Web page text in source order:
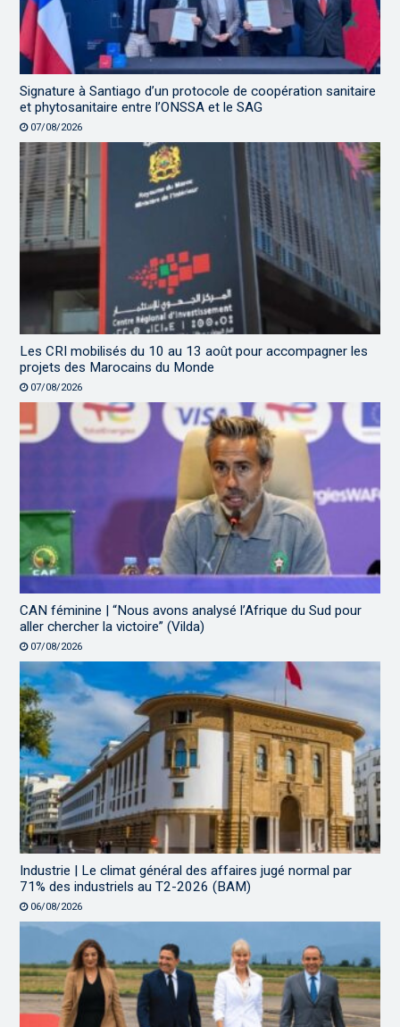
Signature à Santiago d’un protocole de coopération sanitaire
et phytosanitaire entre l’ONSSA et le SAG
07/08/2026
Les CRI mobilisés du 10 au 13 août pour accompagner les
projets des Marocains du Monde
07/08/2026
CAN féminine | “Nous avons analysé l’Afrique du Sud pour
aller chercher la victoire” (Vilda)
07/08/2026
Industrie | Le climat général des affaires jugé normal par
71% des industriels au T2-2026 (BAM)
06/08/2026